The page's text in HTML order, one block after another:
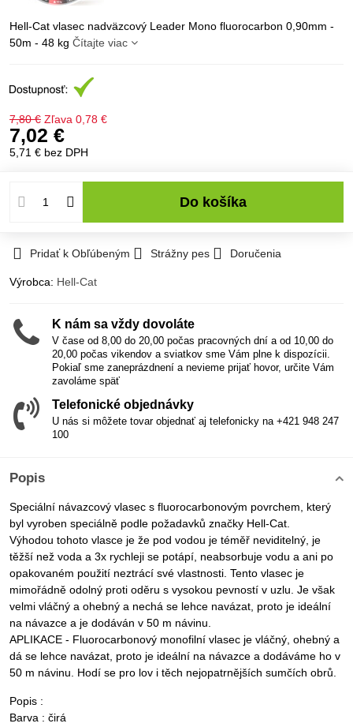
Hell-Cat vlasec nadväzcový Leader Mono fluorocarbon 0,90mm -
50m - 48 kg Čítajte viac
7,80 € Zľava 0,78 €
7,02 €
5,71 € bez DPH
Do košíka
Pridať k Obľúbeným Strážny pes Doručenia
Výrobca: Hell-Cat
K nám sa vždy dovoláte
V čase od 8,00 do 20,00 počas pracovných dní a od 10,00 do
20,00 počas vikendov a sviatkov sme Vám plne k dispozícii.
Pokiaľ sme zaneprázdnení a nevieme prijať hovor, určite Vám
zavoláme späť
Telefonické objednávky
U nás si môžete tovar objednať aj telefonicky na +421 948 247
100
Popis
Speciální návazcový vlasec s fluorocarbonovým povrchem, který
byl vyroben speciálně podle požadavků značky Hell-Cat.
Výhodou tohoto vlasce je že pod vodou je téměř neviditelný, je
těžší než voda a 3x rychleji se potápí, neabsorbuje vodu a ani po
opakovaném použití neztrácí své vlastnosti. Tento vlasec je
mimořádně odolný proti oděru s vysokou pevností v uzlu. Je však
velmi vláčný a ohebný a nechá se lehce navázat, proto je ideální
na návazce a je dodáván v 50 m návinu.
APLIKACE - Fluorocarbonový monofilní vlasec je vláčný, ohebný a
dá se lehce navázat, proto je ideální na návazce a dodáváme ho v
50 m návinu. Hodí se pro lov i těch nejopatrnějších sumčích obrů.
Popis :
Barva : čirá